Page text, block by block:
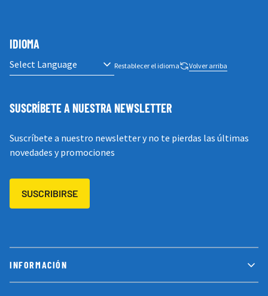
INFORMACIÓN
IDIOMA
Restablecer el idioma Volver arriba
SUSCRÍBETE A NUESTRA NEWSLETTER
Suscríbete a nuestro newsletter y no te pierdas las últimas
novedades y promociones
SUSCRIBIRSE